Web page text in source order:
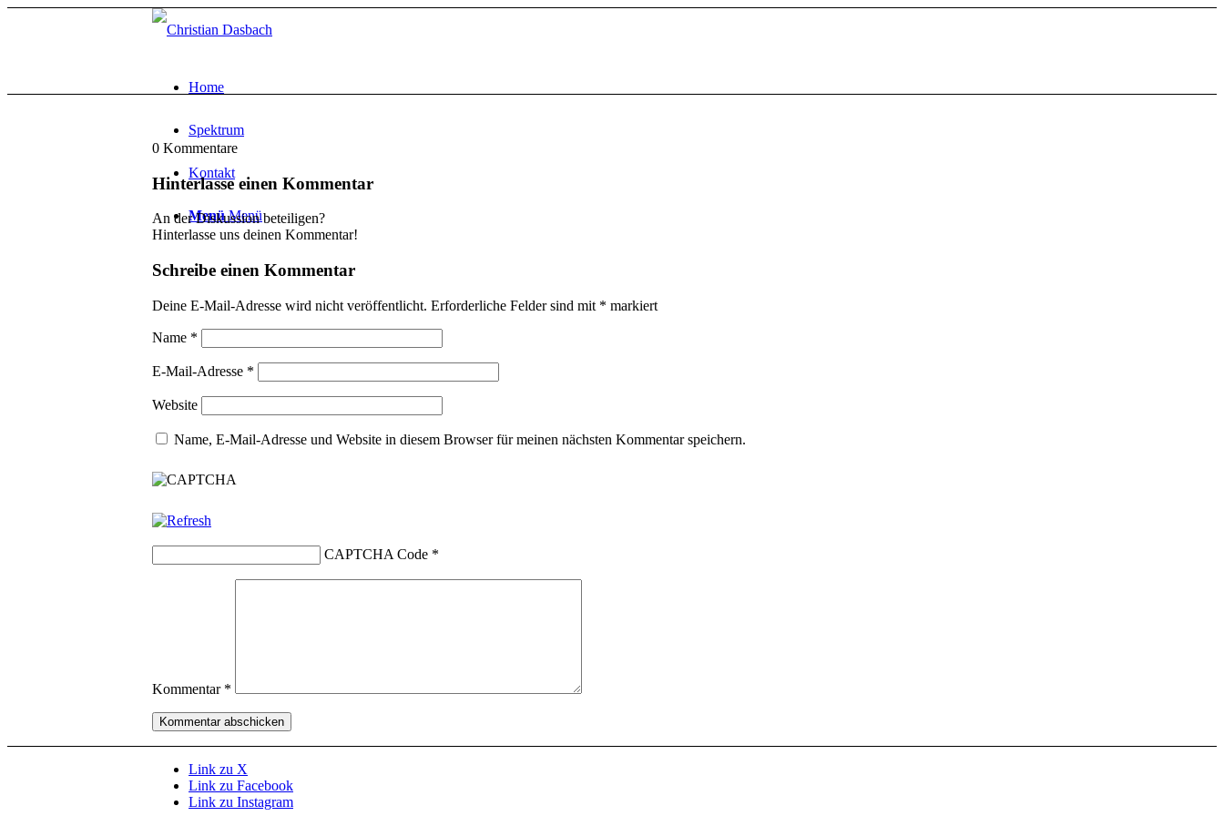
Home
Spektrum
Kontakt
Menü Menü
0 Kommentare
Hinterlasse einen Kommentar
An der Diskussion beteiligen?
Hinterlasse uns deinen Kommentar!
Schreibe einen Kommentar
Deine E-Mail-Adresse wird nicht veröffentlicht. Erforderliche Felder sind mit * markiert
Name *
E-Mail-Adresse *
Website
Name, E-Mail-Adresse und Website in diesem Browser für meinen nächsten Kommentar speichern.
CAPTCHA Code *
Kommentar *
Link zu X
Link zu Facebook
Link zu Instagram